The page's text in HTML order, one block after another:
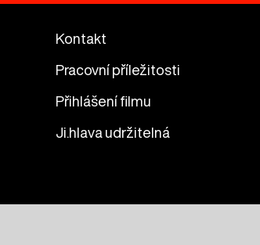
Kontakt
Pracovní příležitosti
Přihlášení filmu
Ji.hlava udržitelná